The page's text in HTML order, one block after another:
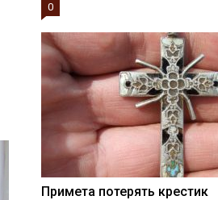
0
Примета потерять крестик